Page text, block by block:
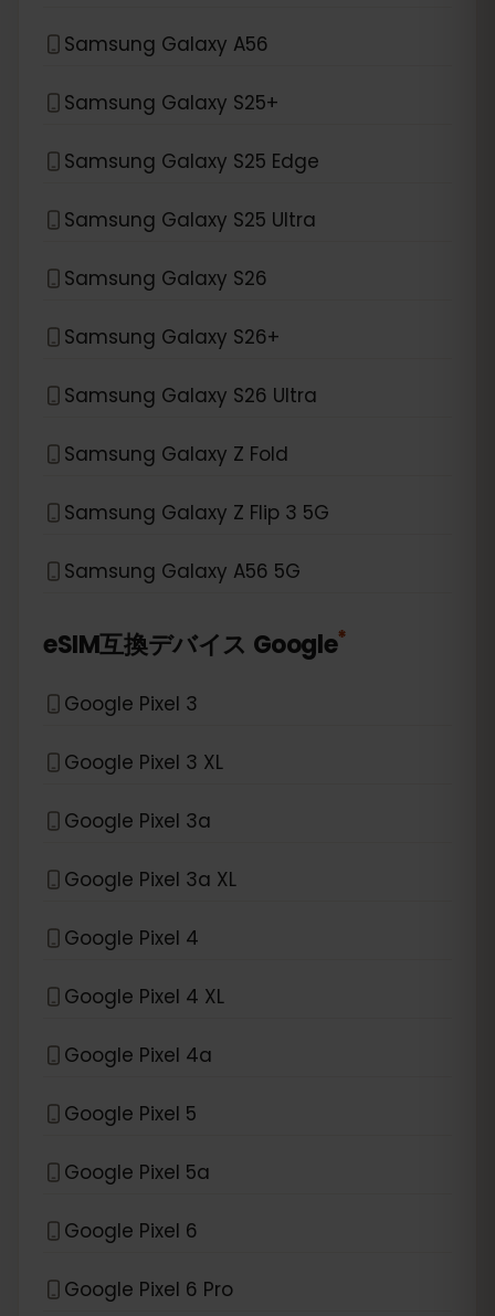
Samsung Galaxy A56
Samsung Galaxy S25+
Samsung Galaxy S25 Edge
Samsung Galaxy S25 Ultra
Samsung Galaxy S26
Samsung Galaxy S26+
Samsung Galaxy S26 Ultra
Samsung Galaxy Z Fold
Samsung Galaxy Z Flip 3 5G
Samsung Galaxy A56 5G
eSIM互換デバイス Google*
Google Pixel 3
Google Pixel 3 XL
Google Pixel 3a
Google Pixel 3a XL
Google Pixel 4
Google Pixel 4 XL
Google Pixel 4a
Google Pixel 5
Google Pixel 5a
Google Pixel 6
Google Pixel 6 Pro